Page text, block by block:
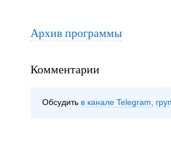
Архив программы
Комментарии
Обсудить в канале Telegram